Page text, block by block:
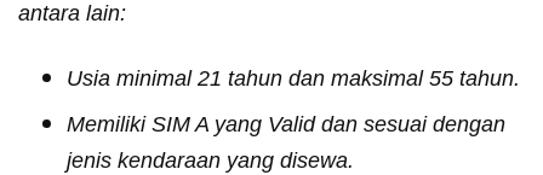
antara lain:
Usia minimal 21 tahun dan maksimal 55 tahun.
Memiliki SIM A yang Valid dan sesuai dengan
jenis kendaraan yang disewa.